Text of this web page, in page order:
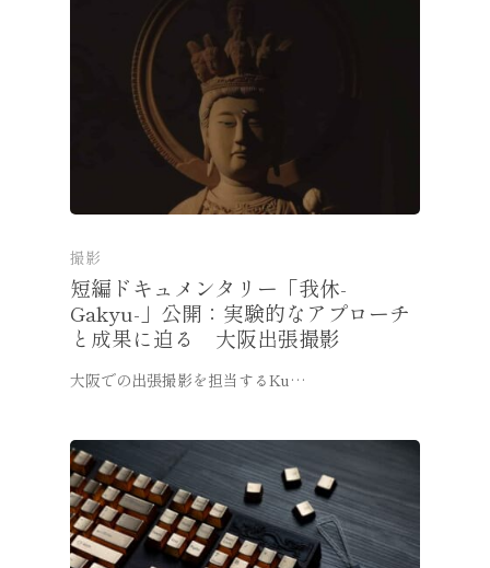
撮影
短編ドキュメンタリー「我休-
Gakyu-」公開：実験的なアプローチ
と成果に迫る 大阪出張撮影
大阪での出張撮影を担当するKu…